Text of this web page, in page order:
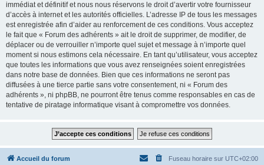
immédiat et définitif et nous nous réservons le droit d’avertir votre fournisseur
d’accès à internet et les autorités officielles. L’adresse IP de tous les messages
est enregistrée afin d’aider au renforcement de ces conditions. Vous acceptez
le fait que « Forum des adhérents » ait le droit de supprimer, de modifier, de
déplacer ou de verrouiller n’importe quel sujet et message à n’importe quel
moment si nous estimons cela nécessaire. En tant qu’utilisateur, vous acceptez
que toutes les informations que vous avez renseignées soient enregistrées
dans notre base de données. Bien que ces informations ne seront pas
diffusées à une tierce partie sans votre consentement, ni « Forum des
adhérents », ni phpBB, ne pourront être tenus comme responsables en cas de
tentative de piratage informatique visant à compromettre vos données.
Accueil du forum Fuseau horaire sur UTC+02:00